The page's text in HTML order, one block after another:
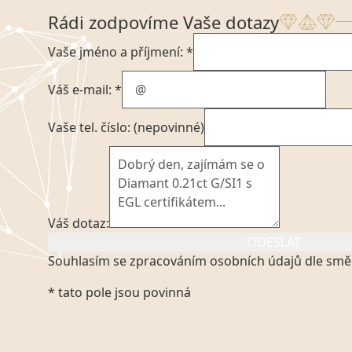
Rádi zodpovíme Vaše dotazy
Vaše jméno a příjmení: *
Váš e-mail: *
Vaše tel. číslo: (nepovinné)
Váš dotaz:
Souhlasím se zpracováním osobních údajů dle
Kliknutím na výše uvedený odkaz, v souladu se
platném znění výslovně souhlasím se zpracováním
* tato pole jsou povinná